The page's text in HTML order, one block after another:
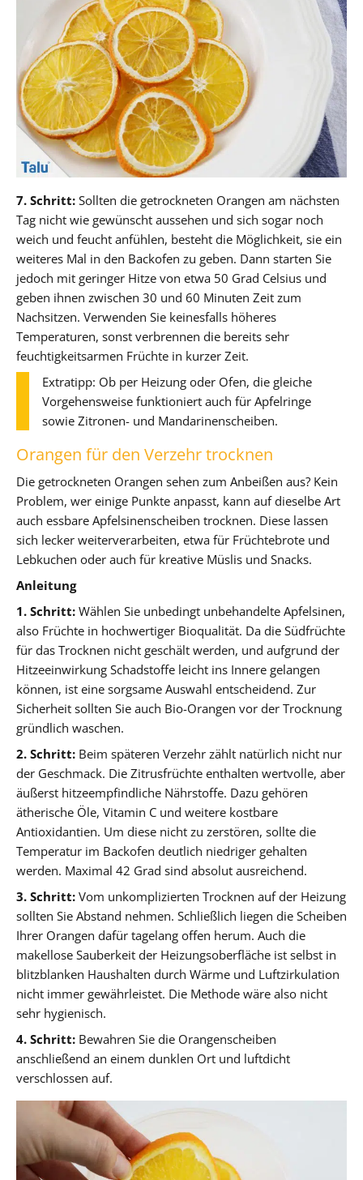
7. Schritt: Sollten die getrockneten Orangen am nächsten
Tag nicht wie gewünscht aussehen und sich sogar noch
weich und feucht anfühlen, besteht die Möglichkeit, sie ein
weiteres Mal in den Backofen zu geben. Dann starten Sie
jedoch mit geringer Hitze von etwa 50 Grad Celsius und
geben ihnen zwischen 30 und 60 Minuten Zeit zum
Nachsitzen. Verwenden Sie keinesfalls höheres
Temperaturen, sonst verbrennen die bereits sehr
feuchtigkeitsarmen Früchte in kurzer Zeit.
Extratipp: Ob per Heizung oder Ofen, die gleiche
Vorgehensweise funktioniert auch für Apfelringe
sowie Zitronen- und Mandarinenscheiben.
Orangen für den Verzehr trocknen
Die getrockneten Orangen sehen zum Anbeißen aus? Kein
Problem, wer einige Punkte anpasst, kann auf dieselbe Art
auch essbare Apfelsinenscheiben trocknen. Diese lassen
sich lecker weiterverarbeiten, etwa für Früchtebrote und
Lebkuchen oder auch für kreative Müslis und Snacks.
Anleitung
1. Schritt: Wählen Sie unbedingt unbehandelte Apfelsinen,
also Früchte in hochwertiger Bioqualität. Da die Südfrüchte
für das Trocknen nicht geschält werden, und aufgrund der
Hitzeeinwirkung Schadstoffe leicht ins Innere gelangen
können, ist eine sorgsame Auswahl entscheidend. Zur
Sicherheit sollten Sie auch Bio-Orangen vor der Trocknung
gründlich waschen.
2. Schritt: Beim späteren Verzehr zählt natürlich nicht nur
der Geschmack. Die Zitrusfrüchte enthalten wertvolle, aber
äußerst hitzeempfindliche Nährstoffe. Dazu gehören
ätherische Öle, Vitamin C und weitere kostbare
Antioxidantien. Um diese nicht zu zerstören, sollte die
Temperatur im Backofen deutlich niedriger gehalten
werden. Maximal 42 Grad sind absolut ausreichend.
3. Schritt: Vom unkomplizierten Trocknen auf der Heizung
sollten Sie Abstand nehmen. Schließlich liegen die Scheiben
Ihrer Orangen dafür tagelang offen herum. Auch die
makellose Sauberkeit der Heizungsoberfläche ist selbst in
blitzblanken Haushalten durch Wärme und Luftzirkulation
nicht immer gewährleistet. Die Methode wäre also nicht
sehr hygienisch.
4. Schritt: Bewahren Sie die Orangenscheiben
anschließend an einem dunklen Ort und luftdicht
verschlossen auf.